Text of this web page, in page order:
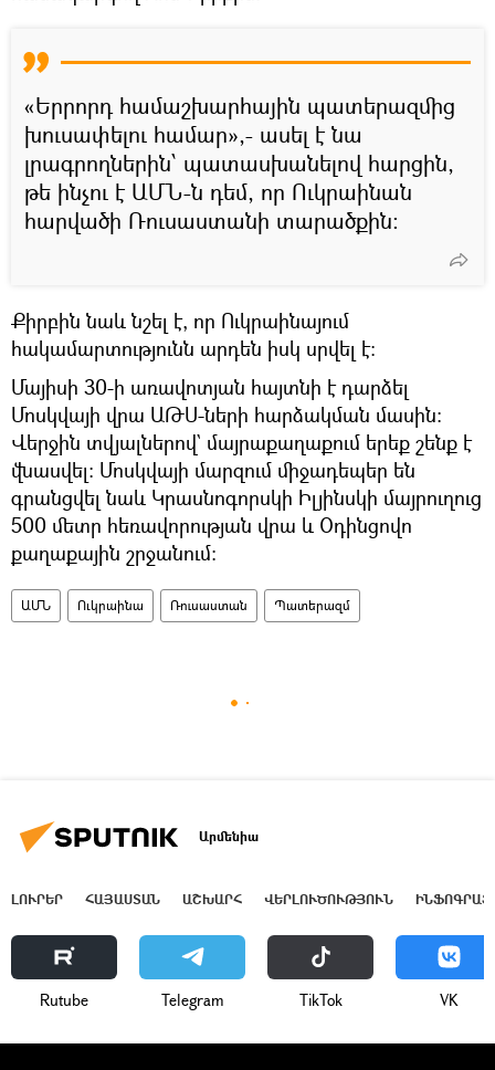
«Երրորդ համաշխարհային պատերազմից
խուսափելու համար»,- ասել է նա
լրագրողներին՝ պատասխանելով հարցին,
թե ինչու է ԱՄՆ-ն դեմ, որ Ուկրաինան
հարվածի Ռուսաստանի տարածքին:
Քիրբին նաև նշել է, որ Ուկրաինայում
հակամարտությունն արդեն իսկ սրվել է։
Մայիսի 30-ի առավոտյան հայտնի է դարձել
Մոսկվայի վրա ԱԹՍ-ների հարձակման մասին։
Վերջին տվյալներով` մայրաքաղաքում երեք շենք է
վնասվել։ Մոսկվայի մարզում միջադեպեր են
գրանցվել նաև Կրասնոգորսկի Իլյինսկի մայրուղուց
500 մետր հեռավորության վրա և Օդինցովո
քաղաքային շրջանում։
ԱՄՆ Ուկրաինա Ռուսաստան Պատերազմ
Արմենիա
ԼՈՒՐԵՐ ՀԱՅԱՍՏԱՆ ԱՇԽԱՐՀ ՎԵՐԼՈՒԾՈՒԹՅՈՒՆ
Rutube Telegram ТikТоk VK